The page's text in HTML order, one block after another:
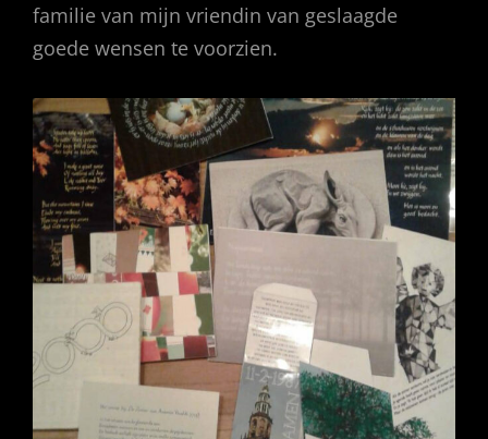
familie van mijn vriendin van geslaagde
goede wensen te voorzien.